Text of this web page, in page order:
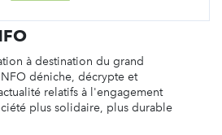
à destination du grand
déniche, décrypte et
relatifs à l'engagement
plus solidaire, plus durable